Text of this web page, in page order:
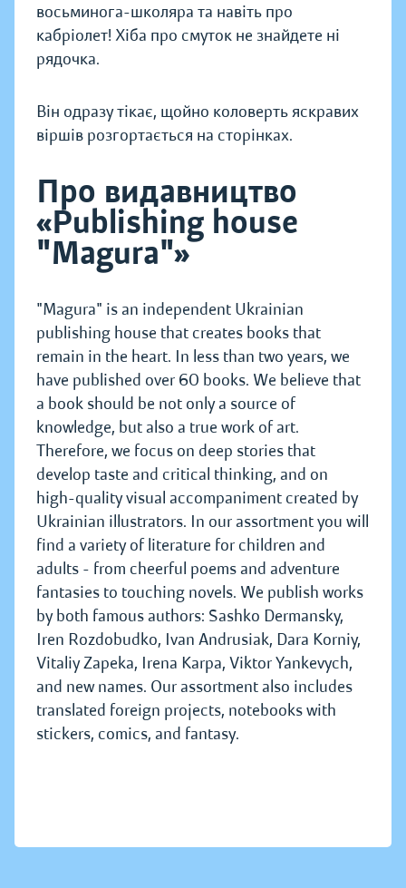
восьминога-школяра та навіть про
кабріолет! Хіба про смуток не знайдете ні
рядочка.
Він одразу тікає, щойно коловерть яскравих
віршів розгортається на сторінках.
Про видавництво
«Publishing house
"Magura"»
"Magura" is an independent Ukrainian
publishing house that creates books that
remain in the heart. In less than two years, we
have published over 60 books. We believe that
a book should be not only a source of
knowledge, but also a true work of art.
Therefore, we focus on deep stories that
develop taste and critical thinking, and on
high-quality visual accompaniment created by
Ukrainian illustrators. In our assortment you will
find a variety of literature for children and
adults - from cheerful poems and adventure
fantasies to touching novels. We publish works
by both famous authors: Sashko Dermansky,
Iren Rozdobudko, Ivan Andrusiak, Dara Korniy,
Vitaliy Zapeka, Irena Karpa, Viktor Yankevych,
and new names. Our assortment also includes
translated foreign projects, notebooks with
stickers, comics, and fantasy.